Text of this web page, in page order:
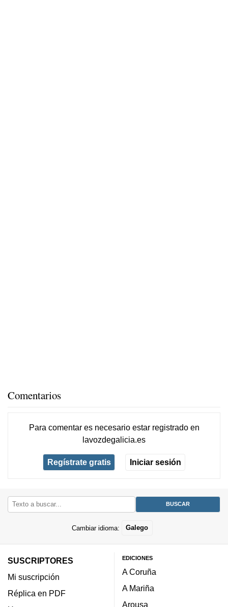
Comentarios
Para comentar es necesario estar registradoen
lavozdegalicia.es
Regístrate gratis Iniciar sesión
Cambiar idioma: Galego
SUSCRIPTORES
Mi suscripción
Réplica en PDF
EDICIONES
A Coruña
A Mariña
Arousa